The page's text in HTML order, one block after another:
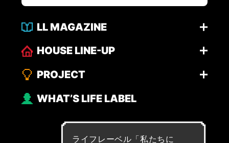
LL MAGAZINE
HOUSE LINE-UP
PROJECT
WHAT’S LIFE LABEL
ライフレーベル「私たち に